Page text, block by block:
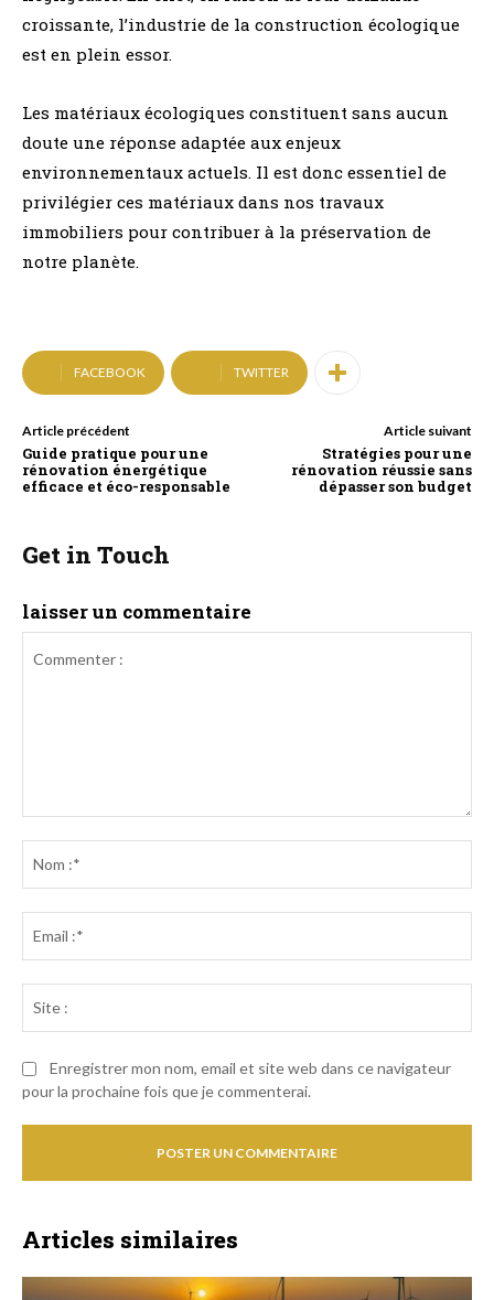
croissante, l’industrie de la construction écologique
est en plein essor.
Les matériaux écologiques constituent sans aucun
doute une réponse adaptée aux enjeux
environnementaux actuels. Il est donc essentiel de
privilégier ces matériaux dans nos travaux
immobiliers pour contribuer à la préservation de
notre planète.
FACEBOOK TWITTER
Article précédent
Guide pratique pour une
rénovation énergétique
efficace et éco-responsable
Article suivant
Stratégies pour une
rénovation réussie sans
dépasser son budget
Get in Touch
laisser un commentaire
Enregistrer mon nom, email et site web dans ce navigateur
pour la prochaine fois que je commenterai.
Articles similaires